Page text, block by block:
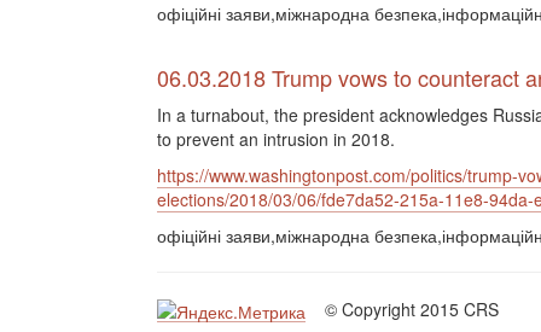
офіційні заяви,міжнародна
06.03.2018 Trump vows to counteract
In a turnabout, the president acknowledges
to prevent an intrusion in 2018.
https://www.washingtonpost.com/politics/trump-
elections/2018/03/06/fde7da52-215a-11e8-
офіційні заяви,міжнародна
© Copyright 2015 CRS